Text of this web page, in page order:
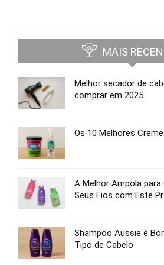
MAIS
Melhor secador de
comprar em 2025
Os 10 Melhores
A Melhor Ampola
Seus Fios com Este
Shampoo Aussie é
Tipo de Cabelo